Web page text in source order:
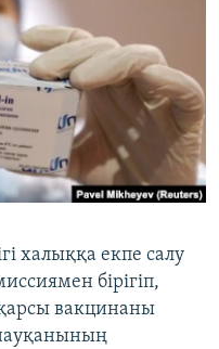
халыққа екпе салу
бірігіп,
вакцинаны